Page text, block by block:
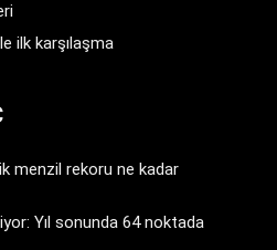
ilk karşılaşma
menzil rekoru ne kadar
Yıl sonunda 64 noktada